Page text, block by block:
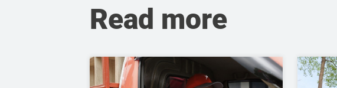
Read more